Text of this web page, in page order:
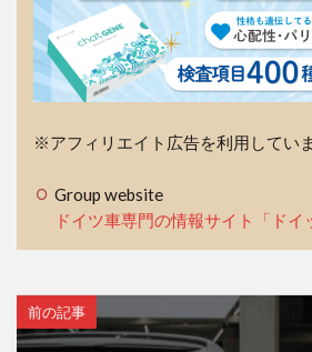
※アフィリエイト広告を利用していま
Group website
ドイツ車専門の情報サイト「ドイ
前の記事